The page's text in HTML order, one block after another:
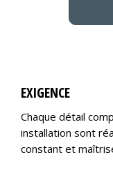
EXIGENCE
Chaque détail
installation sont
constant et